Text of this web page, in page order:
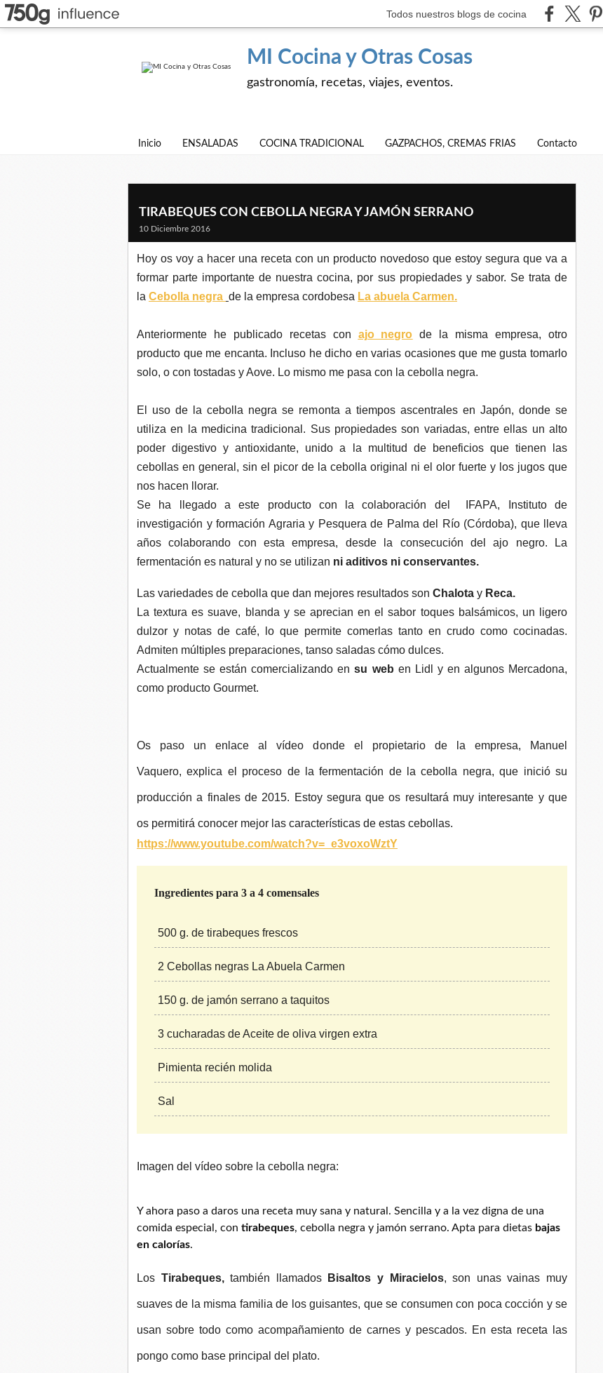
Todos nuestros blogs de cocina
MI Cocina y Otras Cosas
gastronomía, recetas, viajes, eventos.
Inicio ENSALADAS COCINA TRADICIONAL GAZPACHOS, CREMAS FRIAS Contacto
TIRABEQUES CON CEBOLLA NEGRA Y JAMÓN SERRANO
10 Diciembre 2016
Hoy os voy a hacer una receta con un producto novedoso que estoy segura que va a
formar parte importante de nuestra cocina, por sus propiedades y sabor. Se trata de
la Cebolla negra de la empresa cordobesa La abuela Carmen.
Anteriormente he publicado recetas con ajo negro de la misma empresa, otro
producto que me encanta. Incluso he dicho en varias ocasiones que me gusta tomarlo
solo, o con tostadas y Aove. Lo mismo me pasa con la cebolla negra.
El uso de la cebolla negra se remonta a tiempos ascentrales en Japón, donde se
utiliza en la medicina tradicional. Sus propiedades son variadas, entre ellas un alto
poder digestivo y antioxidante, unido a la multitud de beneficios que tienen las
cebollas en general, sin el picor de la cebolla original ni el olor fuerte y los jugos que
nos hacen llorar.
Se ha llegado a este producto con la colaboración del IFAPA, Instituto de
investigación y formación Agraria y Pesquera de Palma del Río (Córdoba), que lleva
años colaborando con esta empresa, desde la consecución del ajo negro. La
fermentación es natural y no se utilizan ni aditivos ni conservantes.
Las variedades de cebolla que dan mejores resultados son Chalota y Reca.
La textura es suave, blanda y se aprecian en el sabor toques balsámicos, un ligero
dulzor y notas de café, lo que permite comerlas tanto en crudo como cocinadas.
Admiten múltiples preparaciones, tanso saladas cómo dulces.
Actualmente se están comercializando ensu web en Lidl y en algunos Mercadona,
como producto Gourmet.
Os paso un enlace al vídeo donde el propietario de la empresa, Manuel
Vaquero, explica el proceso de la fermentación de la cebolla negra, que inició su
producción a finales de 2015. Estoy segura que os resultará muy interesante y que
os permitirá conocer mejor las características de estas cebollas.
https://www.youtube.com/watch?v=_e3voxoWztY
Ingredientes para 3 a 4 comensales
500 g. de tirabeques frescos
2 Cebollas negras La Abuela Carmen
150 g. de jamón serrano a taquitos
3 cucharadas de Aceite de oliva virgen extra
Pimienta recién molida
Sal
Imagen del vídeo sobre la cebolla negra:
Y ahora paso a daros una receta muy sana y natural. Sencilla y a la vez digna de una
comida especial, con tirabeques, cebolla negra y jamón serrano. Apta para dietas bajas
en calorías.
Los Tirabeques,también llamados Bisaltos y Miracielos, son unas vainas muy
suaves de la misma familia de los guisantes, que se consumen con poca cocción y se
usan sobre todo como acompañamiento de carnes y pescados. En esta receta las
pongo como base principal del plato.